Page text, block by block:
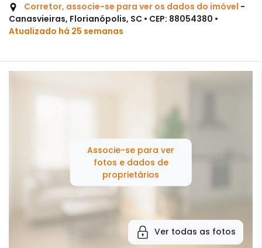
Corretor, associe-se para ver os dados do imóvel -
Canasvieiras, Florianópolis, SC • CEP: 88054380 •
Atualizado há 25 semanas
Associe-se para ver
fotos e dados de
proprietários
Ver todas as fotos